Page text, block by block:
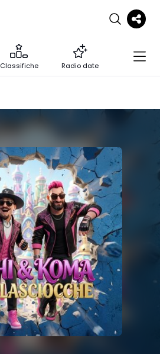
Classifiche Radio date